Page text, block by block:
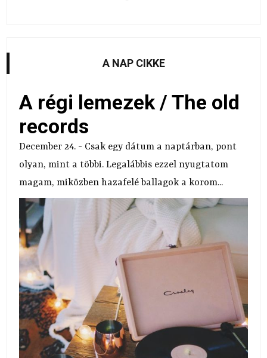
A NAP CIKKE
A régi lemezek / The old
records
December 24. - Csak egy dátum a naptárban, pont
olyan, mint a többi. Legalábbis ezzel nyugtatom
magam, miközben hazafelé ballagok a korom...